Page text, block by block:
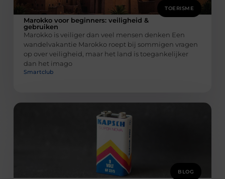
TOERISME
Marokko voor beginners: veiligheid &
gebruiken
Marokko is veiliger dan veel mensen denken Een
wandelvakantie Marokko roept bij sommigen vragen
op over veiligheid, maar het land is toegankelijker
dan het imago
Smartclub
BLOG